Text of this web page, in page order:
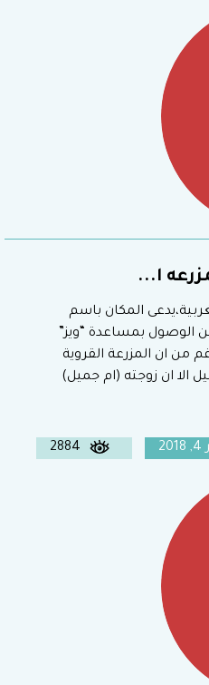
ا...
المكان باسم
الوصول بمساعدة “ويز”
من ان المزرعة القروية
الا ان زوجته (ام جميل)
2884